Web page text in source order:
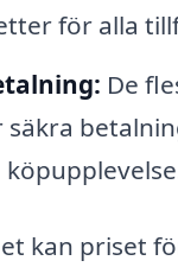
för alla
De
säkra
kan priset